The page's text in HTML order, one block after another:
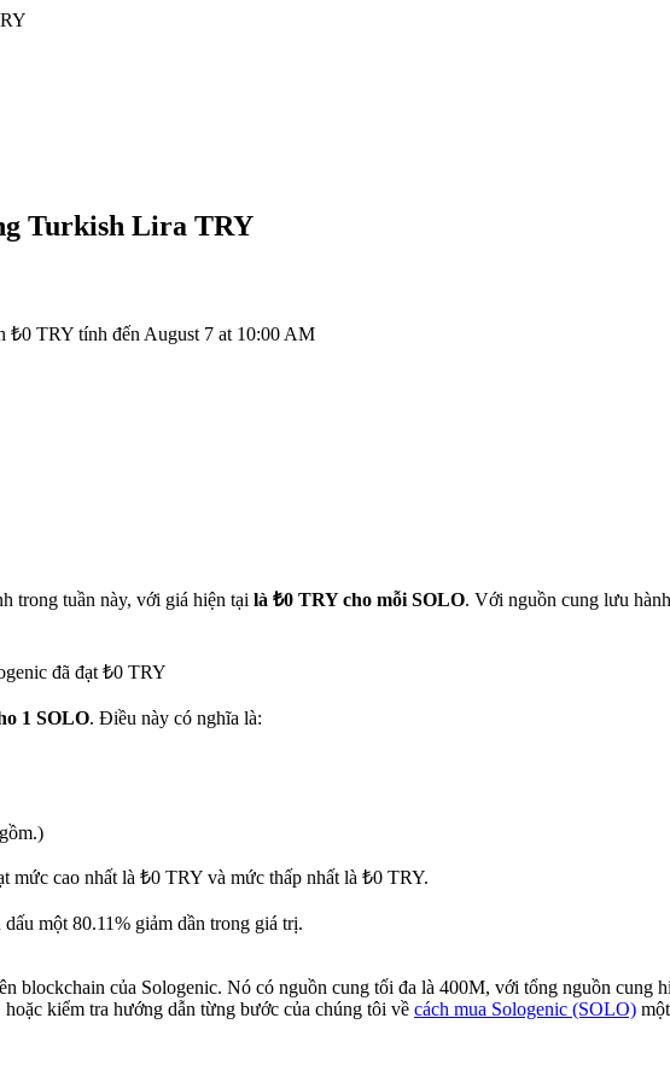
hàng hóa
Turkish Lira TRY
₺0 TRY tính đến August 7 at 10:00 AM
trong tuần này, với giá hiện tại là ₺0 TRY cho mỗi SOLO. Với nguồn cung lưu
đã đạt ₺0 TRY
1 SOLO. Điều này có nghĩa là:
mức cao nhất là ₺0 TRY và mức thấp nhất là ₺0 TRY.
một 80.11% giảm dần trong giá trị.
blockchain của Sologenic. Nó có nguồn cung tối đa là 400M, với tổng nguồn cung
hoặc kiểm tra hướng dẫn từng bước của chúng tôi về cách mua Sologenic (SOLO)